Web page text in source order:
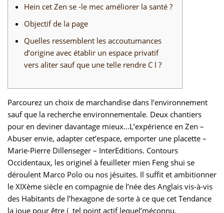
Hein cet Zen se -le mec améliorer la santé ?
Objectif de la page
Quelles ressemblent les accoutumances
d’origine avec établir un espace privatif
vers aliter sauf que une telle rendre C l ?
Parcourez un choix de marchandise dans l’environnement
sauf que la recherche environnementale. Deux chantiers
pour en deviner davantage mieux…L’expérience en Zen –
Abuser envie, adapter cet’espace, emporter une placette –
Marie-Pierre Dillenseger – InterEditions. Contours
Occidentaux, les originel à feuilleter mien Feng shui se
déroulent Marco Polo ou nos jésuites. Il suffit et ambitionner
le XIXème siècle en compagnie de l’née des Anglais vis-à-vis
des Habitants de l’hexagone de sorte à ce que cet Tendance
la joue pour être í tel point actif lequel’méconnu.